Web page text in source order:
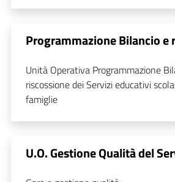
Programmazione Bilancio e
Unità Operativa Programmazione
riscossione dei Servizi educativi
famiglie
U.O. Gestione Qualità del